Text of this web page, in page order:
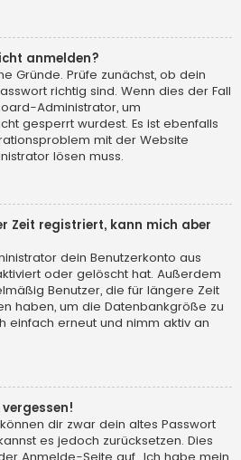
anmelden?
Gründe. Prüfe zunächst, ob dein
richtig sind. Wenn dies der Fall
Administrator, um
gesperrt wurdest. Es ist ebenfalls
mit der Website
lösen muss.
Zeit registriert, kann mich aber
dein Benutzerkonto aus
oder gelöscht hat. Außerdem
Benutzer, die für längere Zeit
haben, um die Datenbankgröße zu
einfach erneut und nimm aktiv an
dir zwar dein altes Passwort
es jedoch zurücksetzen. Dies